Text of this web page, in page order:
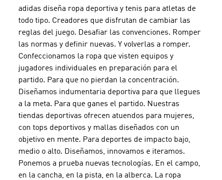
adidas diseña ropa deportiva y tenis para atletas de
todo tipo. Creadores que disfrutan de cambiar las
reglas del juego. Desafiar las convenciones. Romper
las normas y definir nuevas. Y volverlas a romper.
Confeccionamos la ropa que visten equipos y
jugadores individuales en preparación para el
partido. Para que no pierdan la concentración.
Diseñamos indumentaria deportiva para que llegues
a la meta. Para que ganes el partido. Nuestras
tiendas deportivas ofrecen atuendos para mujeres,
con tops deportivos y mallas diseñados con un
objetivo en mente. Para deportes de impacto bajo,
medio o alto. Diseñamos, innovamos e iteramos.
Ponemos a prueba nuevas tecnologías. En el campo,
en la cancha, en la pista, en la alberca. La ropa